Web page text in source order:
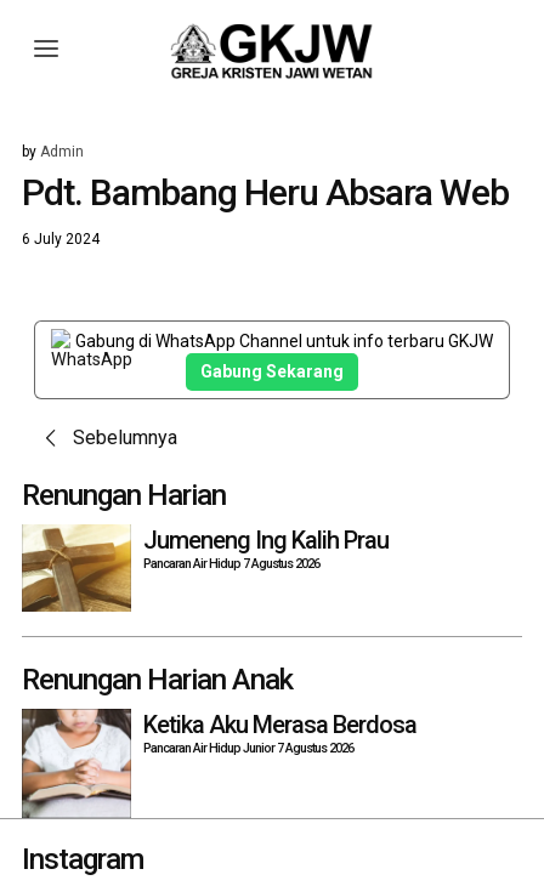
by Admin
Pdt. Bambang Heru Absara Web
6 July 2024
Gabung di WhatsApp Channel untuk info terbaru GKJW
Gabung Sekarang
Post
navigation
Sebelumnya
Renungan Harian
Jumeneng Ing Kalih Prau
Pancaran Air Hidup 7 Agustus 2026
Renungan Harian Anak
Ketika Aku Merasa Berdosa
Pancaran Air Hidup Junior 7 Agustus 2026
Instagram